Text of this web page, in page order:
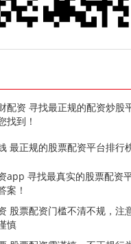
配资 寻找最正规的配资炒股
找到！
最正规的股票配资平台排行
app 寻找最真实的股票配资
案！
股票配资门槛不清不规，注
慎